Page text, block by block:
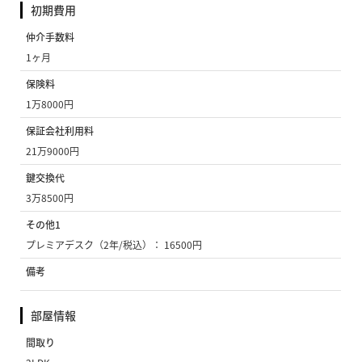
初期費用
仲介手数料
1ヶ月
保険料
1万8000円
保証会社利用料
21万9000円
鍵交換代
3万8500円
その他1
プレミアデスク（2年/税込）： 16500円
備考
部屋情報
間取り